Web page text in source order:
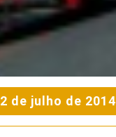
2 de julho de 2014